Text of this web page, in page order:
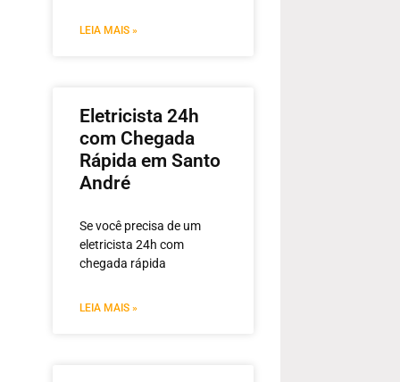
LEIA MAIS »
Eletricista 24h
com Chegada
Rápida em Santo
André
Se você precisa de um
eletricista 24h com
chegada rápida
LEIA MAIS »